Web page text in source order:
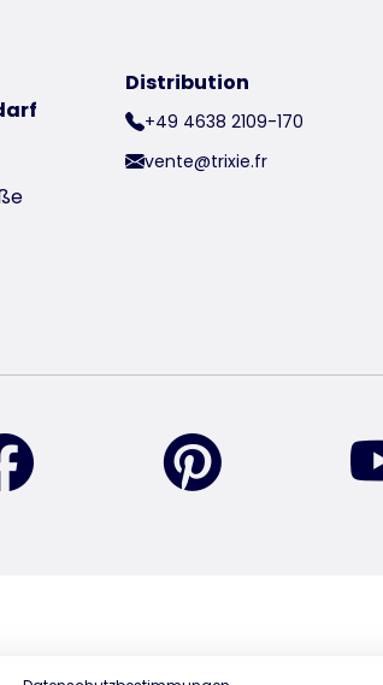
Distribution
+49 4638 2109-170
vente@trixie.fr
sur Instagram
retrouvez-nous sur Facebook
retrouvez-